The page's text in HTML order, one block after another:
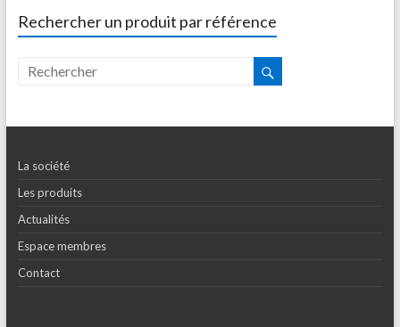
Rechercher un produit par référence
La société
Les produits
Actualités
Espace membres
Contact